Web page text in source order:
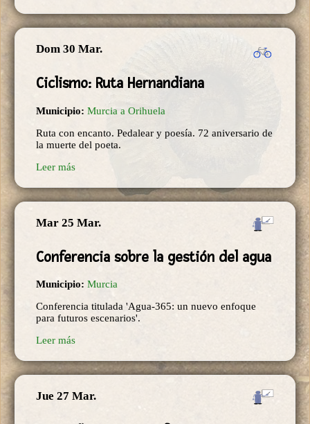
Dom 30 Mar.
Ciclismo: Ruta Hernandiana
Municipio: Murcia a Orihuela
Ruta con encanto. Pedalear y poesía. 72 aniversario de
la muerte del poeta.
Leer más
Mar 25 Mar.
Conferencia sobre la gestión del agua
Municipio: Murcia
Conferencia titulada 'Agua-365: un nuevo enfoque
para futuros escenarios'.
Leer más
Jue 27 Mar.